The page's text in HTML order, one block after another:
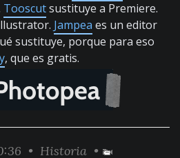
Tooscutsustituye a Premiere.
Jampea es un editor
sustituye, porque para eso
, que es gratis.
• Historia •